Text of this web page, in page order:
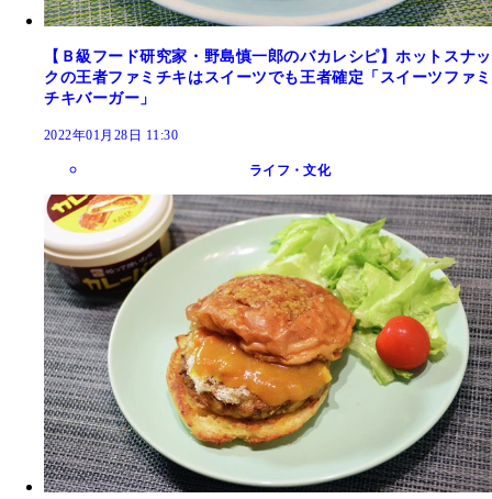
【Ｂ級フード研究家・野島慎一郎のバカレシピ】ホットスナッ
クの王者ファミチキはスイーツでも王者確定「スイーツファミ
チキバーガー」
2022年01月28日 11:30
ライフ・文化